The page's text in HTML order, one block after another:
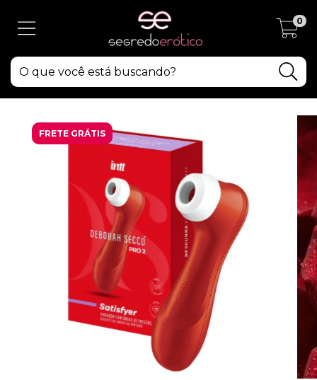
0
FRETE GRÁTIS